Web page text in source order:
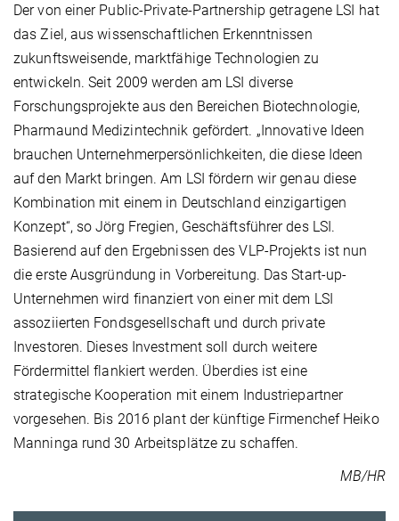
Der von einer Public-Private-Partnership getragene LSI hat
das Ziel, aus wissenschaftlichen Erkenntnissen
zukunftsweisende, marktfähige Technologien zu
entwickeln. Seit 2009 werden am LSI diverse
Forschungsprojekte aus den Bereichen Biotechnologie,
Pharmaund Medizintechnik gefördert. „Innovative Ideen
brauchen Unternehmerpersönlichkeiten, die diese Ideen
auf den Markt bringen. Am LSI fördern wir genau diese
Kombination mit einem in Deutschland einzigartigen
Konzept“, so Jörg Fregien, Geschäftsführer des LSI.
Basierend auf den Ergebnissen des VLP-Projekts ist nun
die erste Ausgründung in Vorbereitung. Das Start-up-
Unternehmen wird finanziert von einer mit dem LSI
assoziierten Fondsgesellschaft und durch private
Investoren. Dieses Investment soll durch weitere
Fördermittel flankiert werden. Überdies ist eine
strategische Kooperation mit einem Industriepartner
vorgesehen. Bis 2016 plant der künftige Firmenchef Heiko
Manninga rund 30 Arbeitsplätze zu schaffen.
MB/HR